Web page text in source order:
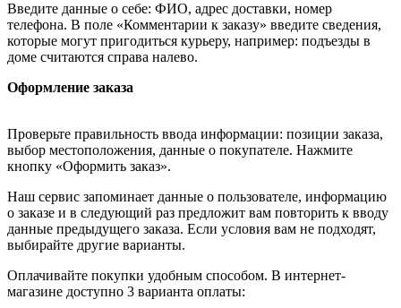
Введите данные о себе: ФИО, адрес доставки, номер
телефона. В поле «Комментарии к заказу» введите сведения,
которые могут пригодиться курьеру, например: подъезды в
доме считаются справа налево.
Оформление заказа
Проверьте правильность ввода информации: позиции заказа,
выбор местоположения, данные о покупателе. Нажмите
кнопку «Оформить заказ».
Наш сервис запоминает данные о пользователе, информацию
о заказе и в следующий раз предложит вам повторить к вводу
данные предыдущего заказа. Если условия вам не подходят,
выбирайте другие варианты.
Оплачивайте покупки удобным способом. В интернет-
магазине доступно 3 варианта оплаты: